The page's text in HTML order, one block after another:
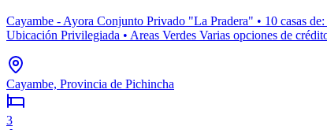
Cayambe - Ayora Conjunto Privado "La Pradera" • 10 casas
Ubicación Privilegiada • Areas Verdes Varias opciones de
Cayambe, Provincia de Pichincha
3